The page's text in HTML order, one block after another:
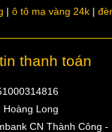
ô tô mạ vàng 24k
thanh toán
Hoàng Long
CN Thành Công -